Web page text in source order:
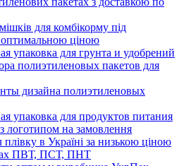
для комбікорму під
оптимальною ціною
упаковка для грунта и удобрений
полиэтиленовых пакетов для
дизайна полиэтиленовых
упаковка для продуктов питания
логотипом на замовлення
в Україні за низькою ціною
ПВТ, ПСТ, ПНТ